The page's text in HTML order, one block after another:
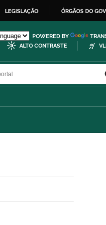
LEGISLAÇÃO ÓRGÃOS DO
POWERED BY
ALTO CONTRASTE